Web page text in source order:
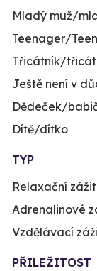
Mladý muž/
Teenager/
Třicátník/
Ještě není v
Dědeček/
Dítě/dítko
TYP
Relaxační
Adrenalinové
Vzdělávací
PŘILEŽITOST